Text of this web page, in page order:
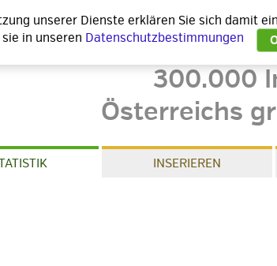
300.000
Österreichs
INSERIEREN
unserer Dienste erklären Sie sich damit
in unseren Datenschutzbestimmungen